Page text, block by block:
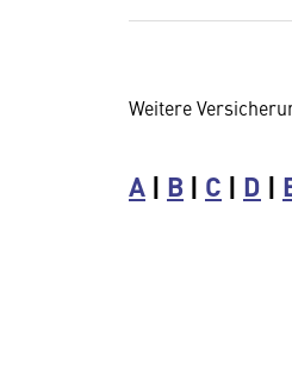
Weitere
A | B | C | D |